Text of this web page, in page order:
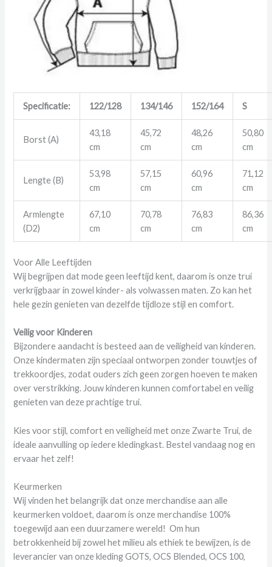
Specificatie: 122/128 134/146 152/164 S
Borst (A)
43,18
cm
45,72
cm
48,26
cm
50,80
cm
Lengte (B)
53,98
cm
57,15
cm
60,96
cm
71,12
cm
Armlengte
(D2)
67,10
cm
70,78
cm
76,83
cm
86,36
cm
Voor Alle Leeftijden
Wij begrijpen dat mode geen leeftijd kent, daarom is onze trui
verkrijgbaar in zowel kinder- als volwassen maten. Zo kan het
hele gezin genieten van dezelfde tijdloze stijl en comfort.
Veilig voor Kinderen
Bijzondere aandacht is besteed aan de veiligheid van kinderen.
Onze kindermaten zijn speciaal ontworpen zonder touwtjes of
trekkoordjes, zodat ouders zich geen zorgen hoeven te maken
over verstrikking. Jouw kinderen kunnen comfortabel en veilig
genieten van deze prachtige trui.
Kies voor stijl, comfort en veiligheid met onze Zwarte Trui, de
ideale aanvulling op iedere kledingkast. Bestel vandaag nog en
ervaar het zelf!
Keurmerken
Wij vinden het belangrijk dat onze merchandise aan alle
keurmerken voldoet, daarom is onze merchandise 100%
toegewijd aan een duurzamere wereld! Om hun
betrokkenheid bij zowel het milieu als ethiek te bewijzen, is de
leverancier van onze kleding GOTS, OCS Blended, OCS 100,